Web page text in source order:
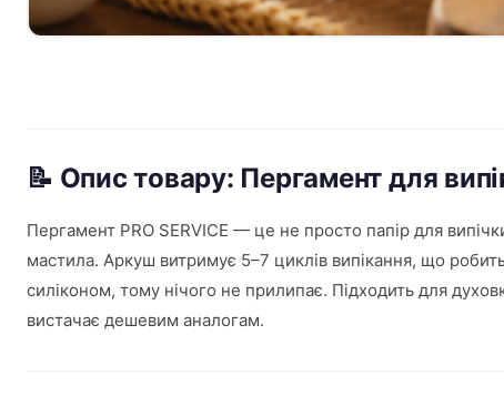
📝 Опис товару: Пергамент для
Пергамент PRO SERVICE — це не просто папір для
мастила. Аркуш витримує 5–7 циклів випікання, що
силіконом, тому нічого не прилипає. Підходить для
вистачає дешевим аналогам.